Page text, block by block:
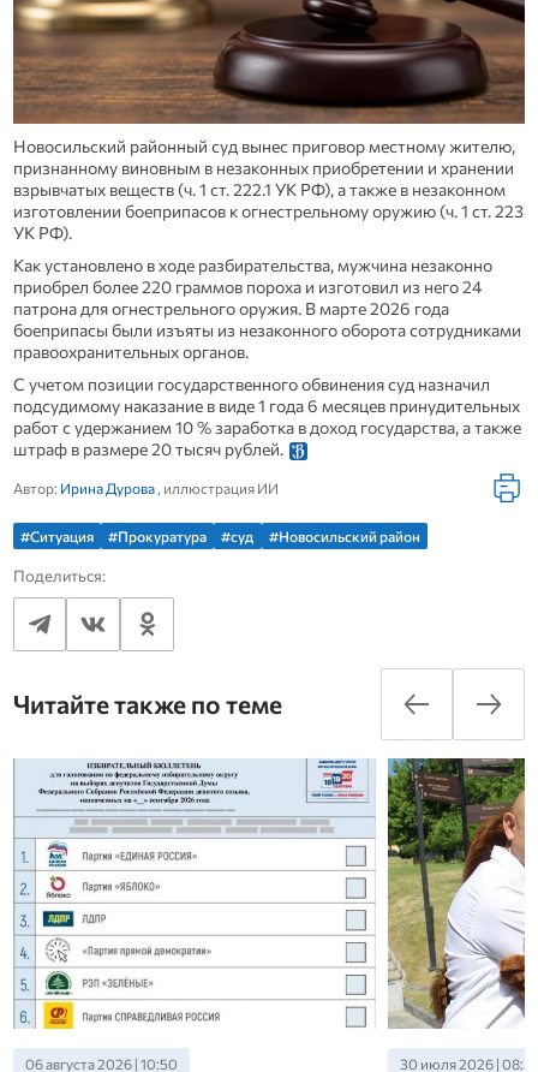
Новосильский районный суд вынес приговор местному жителю,
признанному виновным в незаконных приобретении и хранении
взрывчатых веществ (ч. 1 ст. 222.1 УК РФ), а также в незаконном
изготовлении боеприпасов к огнестрельному оружию (ч. 1 ст. 223
УК РФ).
Как установлено в ходе разбирательства, мужчина незаконно
приобрел более 220 граммов пороха и изготовил из него 24
патрона для огнестрельного оружия. В марте 2026 года
боеприпасы были изъяты из незаконного оборота сотрудниками
правоохранительных органов.
С учетом позиции государственного обвинения суд назначил
подсудимому наказание в виде 1 года 6 месяцев принудительных
работ с удержанием 10 % заработка в доход государства, а также
штраф в размере 20 тысяч рублей.
Автор: Ирина Дурова, иллюстрация ИИ
#Ситуация #Прокуратура #суд #Новосильский район
Поделиться:
Читайте также по теме
06 августа 2026 | 10:50 30 июля 2026 |